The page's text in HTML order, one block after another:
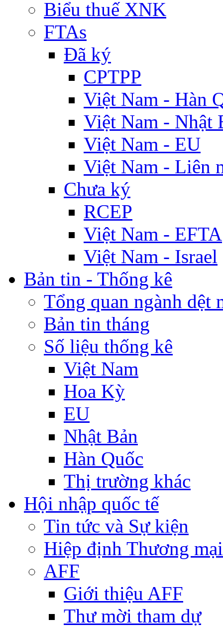
Biểu thuế XNK
FTAs
Đã ký
CPTPP
Việt Nam - Hàn
Việt Nam - Nhật
Việt Nam - EU
Việt Nam - Liên
Chưa ký
RCEP
Việt Nam - EFTA
Việt Nam - Israel
Bản tin - Thống kê
Tổng quan ngành dệt
Bản tin tháng
Số liệu thống kê
Việt Nam
Hoa Kỳ
EU
Nhật Bản
Hàn Quốc
Thị trường khác
Hội nhập quốc tế
Tin tức và Sự kiện
Hiệp định Thương
AFF
Giới thiệu AFF
Thư mời tham dự